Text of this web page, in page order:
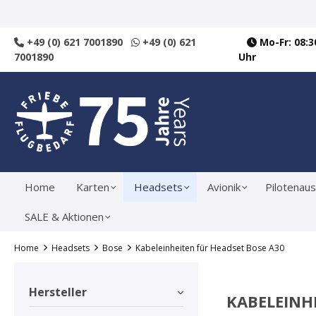
+49 (0) 621 7001890
+49 (0) 621
7001890
Mo-Fr:
Uhr
Home Karten Headsets Avionik
SALE & Aktionen
Home Headsets Bose Kabeleinheiten für Headset Bose A30
Hersteller